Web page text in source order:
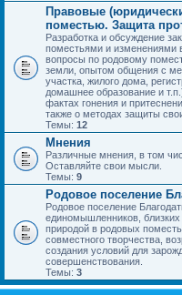
Правовые
поместью. Защита
Разработка и обсуждение
поместьями и изменениями
вопросы по родовому
земли, опытом общения с
участка, жилого дома,
домашнее образование и
фактах гонения и
также о методах защиты
Темы: 12
Мнения
Различные мнения, в том
Оставляйте свои мысли.
Темы: 9
Родовое поселение
Родовое поселение
единомышленников,
природой в родовых
совместного творчества,
создания условий для
совершенствования.
Темы: 3